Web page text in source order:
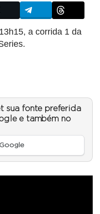
a corrida 1 da
sua fonte preferida
e também no